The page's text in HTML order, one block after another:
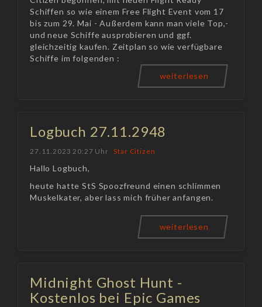
Schiffen so wie einem Free Flight Event vom 17
bis zum 29. Mai - Außerdem kann man viele Top,-
und neue Schiffe ausprobieren und ggf.
gleichzeitig kaufen. Zeitplan so wie verfügbare
Schiffe im folgenden :
weiterlesen
Logbuch 27.11.2948
27.11.2023 20:27 Uhr Star Citizen
Hallo Logbuch,
heute hatte StS Spoozfreund einen schlimmen
Muskelkater, aber lass mich früher anfangen.
weiterlesen
Midnight Ghost Hunt -
Kostenlos bei Epic Games